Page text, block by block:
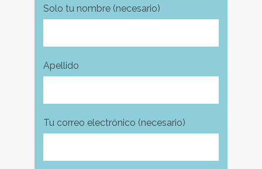
Solo tu nombre (necesario)
Apellido
Tu correo electrónico (necesario)